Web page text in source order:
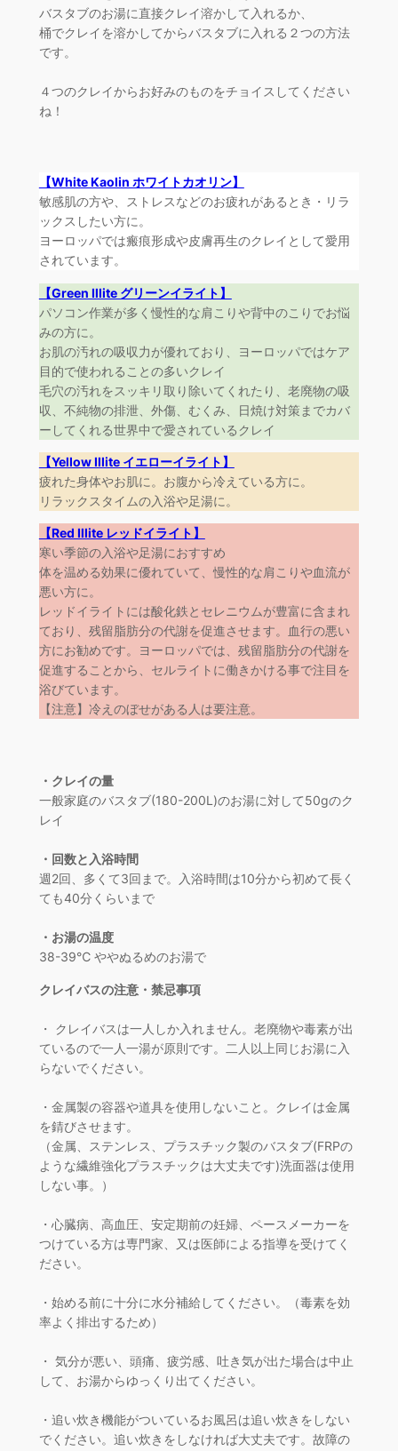
バスタブのお湯に直接クレイ溶かして入れるか、
桶でクレイを溶かしてからバスタブに入れる２つの方法
です。
４つのクレイからお好みのものをチョイスしてください
ね！
【White Kaolin ホワイトカオリン】
敏感肌の方や、ストレスなどのお疲れがあるとき・リラ
ックスしたい方に。
ヨーロッパでは瘢痕形成や皮膚再生のクレイとして愛用
されています。
【Green Illite グリーンイライト】
パソコン作業が多く慢性的な肩こりや背中のこりでお悩
みの方に。
お肌の汚れの吸収力が優れており、ヨーロッパではケア
目的で使われることの多いクレイ
毛穴の汚れをスッキリ取り除いてくれたり、老廃物の吸
収、不純物の排泄、外傷、むくみ、日焼け対策までカバ
ーしてくれる世界中で愛されているクレイ
【Yellow Illite イエローイライト】
疲れた身体やお肌に。お腹から冷えている方に。
リラックスタイムの入浴や足湯に。
【Red Illite レッドイライト】
寒い季節の入浴や足湯におすすめ
体を温める効果に優れていて、慢性的な肩こりや血流が
悪い方に。
レッドイライトには酸化鉄とセレニウムが豊富に含まれ
ており、残留脂肪分の代謝を促進させます。血行の悪い
方にお勧めです。ヨーロッパでは、残留脂肪分の代謝を
促進することから、セルライトに働きかける事で注目を
浴びています。
【注意】冷えのぼせがある人は要注意。
・クレイの量
一般家庭のバスタブ(180-200L)のお湯に対して50gのク
レイ
・回数と入浴時間
週2回、多くて3回まで。入浴時間は10分から初めて長く
ても40分くらいまで
・お湯の温度
38-39℃ ややぬるめのお湯で
クレイバスの注意・禁忌事項
・ クレイバスは一人しか入れません。老廃物や毒素が出
ているので一人一湯が原則です。二人以上同じお湯に入
らないでください。
・金属製の容器や道具を使用しないこと。クレイは金属
を錆びさせます。
（金属、ステンレス、プラスチック製のバスタブ(FRPの
ような繊維強化プラスチックは大丈夫です)洗面器は使用
しない事。）
・心臓病、高血圧、安定期前の妊婦、ペースメーカーを
つけている方は専門家、又は医師による指導を受けてく
ださい。
・始める前に十分に水分補給してください。（毒素を効
率よく排出するため）
・ 気分が悪い、頭痛、疲労感、吐き気が出た場合は中止
して、お湯からゆっくり出てください。
・追い炊き機能がついているお風呂は追い炊きをしない
でください。追い炊きをしなければ大丈夫です。故障の